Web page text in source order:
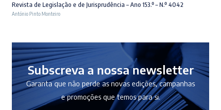
preço
original
10,50 €.
preço
atual
9,45 €.
Revista de Legislação e de Jurisprudência – Ano 153.º – N.º 4042
António Pinto Monteiro
Subscreva a nossa newsletter
Garanta que não perde as novas edições, campanhas
e promoções que temos para si.